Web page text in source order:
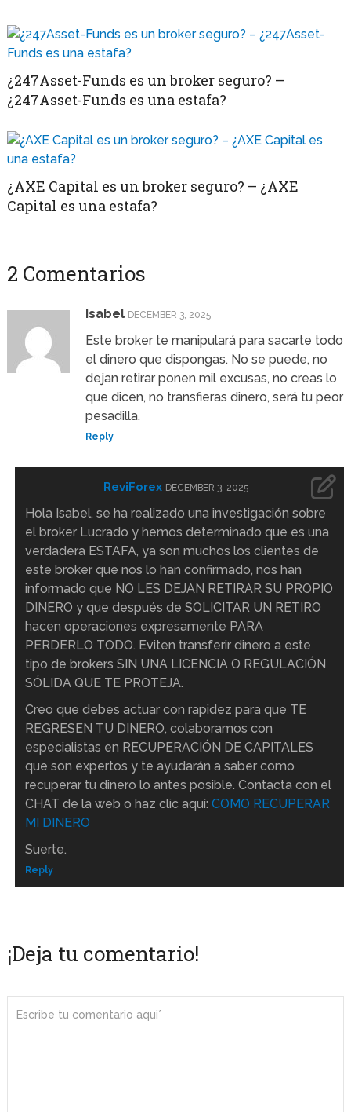
¿247Asset-Funds es un broker seguro? –
¿247Asset-Funds es una estafa?
¿AXE Capital es un broker seguro? – ¿AXE
Capital es una estafa?
2 Comentarios
Isabel DECEMBER 3, 2025
Este broker te manipulará para sacarte todo
el dinero que dispongas. No se puede, no
dejan retirar ponen mil excusas, no creas lo
que dicen, no transfieras dinero, será tu peor
pesadilla.
Reply
ReviForex DECEMBER 3, 2025
Hola Isabel, se ha realizado una investigación sobre
el broker Lucrado y hemos determinado que es una
verdadera ESTAFA, ya son muchos los clientes de
este broker que nos lo han confirmado, nos han
informado que NO LES DEJAN RETIRAR SU PROPIO
DINERO y que después de SOLICITAR UN RETIRO
hacen operaciones expresamente PARA
PERDERLO TODO. Eviten transferir dinero a este
tipo de brokers SIN UNA LICENCIA O REGULACIÓN
SÓLIDA QUE TE PROTEJA.
Creo que debes actuar con rapidez para que TE
REGRESEN TU DINERO, colaboramos con
especialistas en RECUPERACIÓN DE CAPITALES
que son expertos y te ayudarán a saber como
recuperar tu dinero lo antes posible. Contacta con el
CHAT de la web o haz clic aquí: COMO RECUPERAR
MI DINERO
Suerte.
Reply
¡Deja tu comentario!